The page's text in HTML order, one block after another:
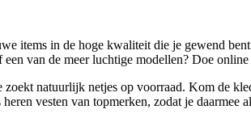
items in de hoge kwaliteit die je gewend
van de meer luchtige modellen? Doe
natuurlijk netjes op voorraad. Kom de
vesten van topmerken, zodat je daarmee